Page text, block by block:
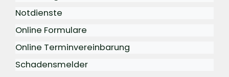
Notdienste
Online Formulare
Online Terminvereinbarung
Schadensmelder